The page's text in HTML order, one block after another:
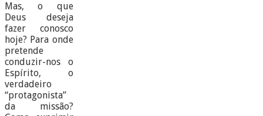
Mas, o que
Deus deseja
fazer conosco
hoje? Para onde
pretende
conduzir-nos o
Espírito, o
verdadeiro
“protagonista”
da missão?